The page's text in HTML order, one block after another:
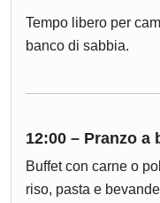
Tempo libero per
banco di sabbia.
12:00 – Pranzo a
Buffet con carne o
riso, pasta e